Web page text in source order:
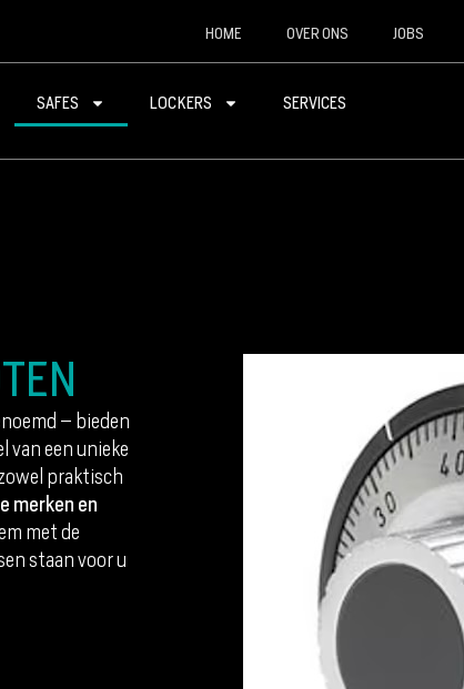
HOME OVER ONS JOBS
SAFES LOCKERS SERVICES
– bieden
van een unieke
praktisch
merken en
met de
staan voor u